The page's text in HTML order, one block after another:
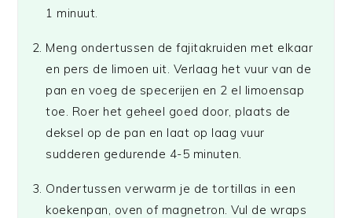
1 minuut.
Meng ondertussen de fajitakruiden met elkaar
en pers de limoen uit. Verlaag het vuur van de
pan en voeg de specerijen en 2 el limoensap
toe. Roer het geheel goed door, plaats de
deksel op de pan en laat op laag vuur
sudderen gedurende 4-5 minuten.
Ondertussen verwarm je de tortillas in een
koekenpan, oven of magnetron. Vul de wraps